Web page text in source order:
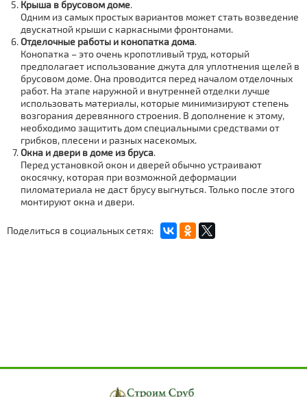
Крыша в брусовом доме.
Одним из самых простых вариантов может стать возведение
двускатной крыши с каркасными фронтонами.
Отделочные работы и конопатка дома.
Конопатка – это очень кропотливый труд, который
предполагает использование джута для уплотнения щелей в
брусовом доме. Она проводится перед началом отделочных
работ. На этапе наружной и внутренней отделки лучше
использовать материалы, которые минимизируют степень
возгорания деревянного строения. В дополнение к этому,
необходимо защитить дом специальными средствами от
грибков, плесени и разных насекомых.
Окна и двери в доме из бруса.
Перед установкой окон и дверей обычно устраивают
окосячку, которая при возможной деформации
пиломатериала не даст брусу выгнуться. Только после этого
монтируют окна и двери.
Поделиться в социальных сетях: